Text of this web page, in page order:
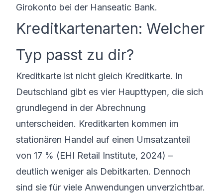
Girokonto bei der Hanseatic Bank.
Kreditkartenarten: Welcher
Typ passt zu dir?
Kreditkarte ist nicht gleich Kreditkarte. In
Deutschland gibt es vier Haupttypen, die sich
grundlegend in der Abrechnung
unterscheiden. Kreditkarten kommen im
stationären Handel auf einen Umsatzanteil
von 17 % (EHI Retail Institute, 2024) –
deutlich weniger als Debitkarten. Dennoch
sind sie für viele Anwendungen unverzichtbar.